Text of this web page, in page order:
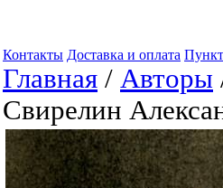
Контакты Доставка и оплата
Главная / Авторы
Свирелин